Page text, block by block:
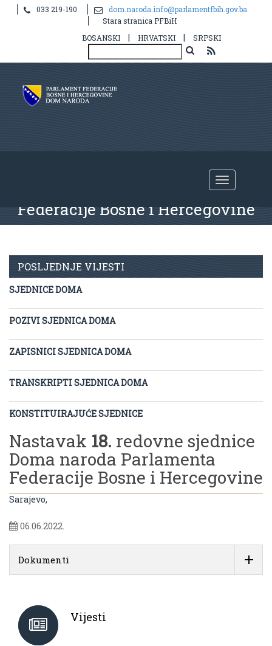
033 219-190
dom.naroda.info@parlamentfbih.gov.ba
Stara stranica PFBiH
BOSANSKI
| HRVATSKI | SRPSKI
Doma naroda Parlamenta
Federacije Bosne i Hercegovine
POSLJEDNJE VIJESTI
SJEDNICE DOMA
POZIVI SJEDNICA DOMA
ZAPISNICI SJEDNICA DOMA
TRANSKRIPTI SJEDNICA DOMA
KONSTITUIRAJUĆE SJEDNICE
Nastavak 18. redovne sjednice
Doma naroda Parlamenta
Federacije Bosne i Hercegovine
Sarajevo,
06.06.2022.
Dokumenti
Vijesti